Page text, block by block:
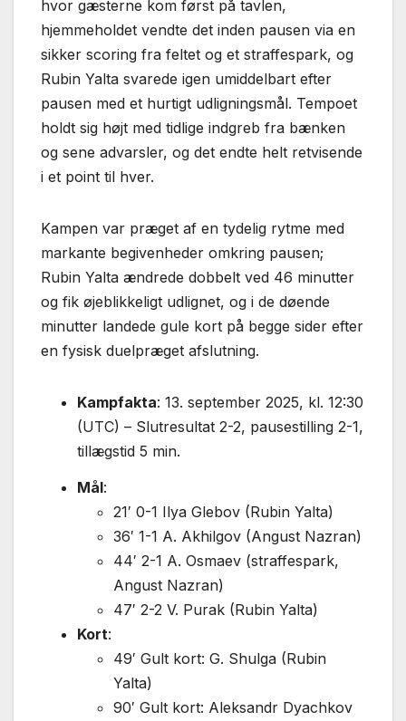
hvor gæsterne kom først på tavlen,
hjemmeholdet vendte det inden pausen via en
sikker scoring fra feltet og et straffespark, og
Rubin Yalta svarede igen umiddelbart efter
pausen med et hurtigt udligningsmål. Tempoet
holdt sig højt med tidlige indgreb fra bænken
og sene advarsler, og det endte helt retvisende
i et point til hver.
Kampen var præget af en tydelig rytme med
markante begivenheder omkring pausen;
Rubin Yalta ændrede dobbelt ved 46 minutter
og fik øjeblikkeligt udlignet, og i de døende
minutter landede gule kort på begge sider efter
en fysisk duelpræget afslutning.
Kampfakta: 13. september 2025, kl. 12:30
(UTC) – Slutresultat 2-2, pausestilling 2-1,
tillægstid 5 min.
Mål:
21′ 0-1 Ilya Glebov (Rubin Yalta)
36′ 1-1 A. Akhilgov (Angust Nazran)
44′ 2-1 A. Osmaev (straffespark,
Angust Nazran)
47′ 2-2 V. Purak (Rubin Yalta)
Kort:
49′ Gult kort: G. Shulga (Rubin
Yalta)
90′ Gult kort: Aleksandr Dyachkov